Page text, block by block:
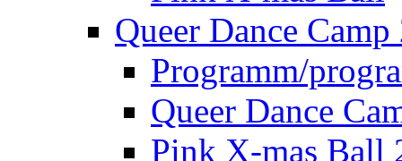
Queer Dance
Pink X-mas Ball
Trainer_innen
Trainers (eng.)